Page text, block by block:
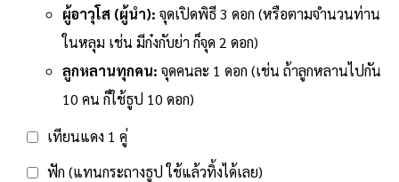
ผู้อาวุโส (ผู้นำ): จุดเปิดพิธี 3 ดอก (หรือตามจำนวนท่าน
ในหลุม เช่น มีก๋งกับย่า ก็จุด 2 ดอก)
ลูกหลานทุกคน: จุดคนละ 1 ดอก (เช่น ถ้าลูกหลานไปกัน
10 คน ก็ใช้ธูป 10 ดอก)
เทียนแดง 1 คู่
ฟัก (แทนกระถางธูป ใช้แล้วทิ้งได้เลย)